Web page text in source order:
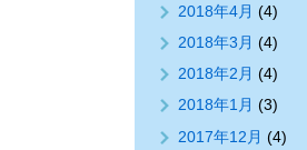
2018年4月 (4)
2018年3月 (4)
2018年2月 (4)
2018年1月 (3)
2017年12月 (4)